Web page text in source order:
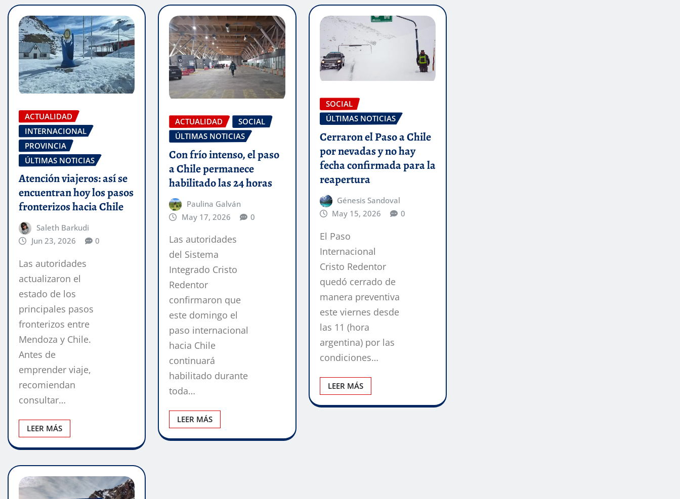
ACTUALIDAD
INTERNACIONAL
PROVINCIA
ÚLTIMAS NOTICIAS
Atención viajeros: así se
encuentran hoy los pasos
fronterizos hacia Chile
Saleth Barkudi
Jun 23, 2026
0
Las autoridades
actualizaron el
estado de los
principales pasos
fronterizos entre
Mendoza y Chile.
Antes de
emprender viaje,
recomiendan
consultar…
LEER MÁS
ACTUALIDAD
SOCIAL
ÚLTIMAS NOTICIAS
Con frío intenso, el paso
a Chile permanece
habilitado las 24 horas
Paulina Galván
May 17, 2026
0
Las autoridades
del Sistema
Integrado Cristo
Redentor
confirmaron que
este domingo el
paso internacional
hacia Chile
continuará
habilitado durante
toda…
LEER MÁS
SOCIAL
ÚLTIMAS NOTICIAS
Cerraron el Paso a Chile
por nevadas y no hay
fecha confirmada para la
reapertura
Génesis Sandoval
May 15, 2026
0
El Paso
Internacional
Cristo Redentor
quedó cerrado de
manera preventiva
este viernes desde
las 11 (hora
argentina) por las
condiciones…
LEER MÁS